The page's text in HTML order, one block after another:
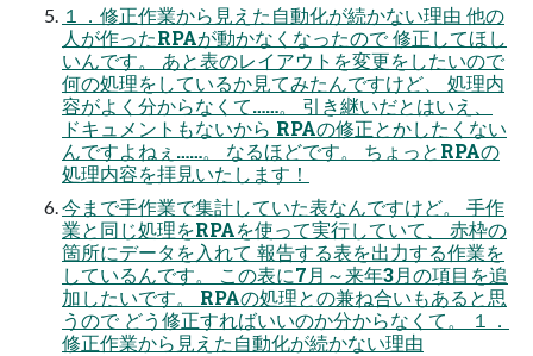
１．修正作業から見えた自動化が続かない理由 他の
人が作ったRPAが動かなくなったので 修正してほし
いんです。 あと表のレイアウトを変更をしたいので
何の処理をしているか見てみたんですけど、 処理内
容がよく分からなくて……。 引き継いだとはいえ、
ドキュメントもないから RPAの修正とかしたくない
んですよねぇ……。 なるほどです。 ちょっとRPAの
処理内容を拝見いたします！
今まで手作業で集計していた表なんですけど。 手作
業と同じ処理をRPAを使って実行していて、 赤枠の
箇所にデータを入れて 報告する表を出力する作業を
しているんです。 この表に7月～来年3月の項目を追
加したいです。 RPAの処理との兼ね合いもあると思
うので どう修正すればいいのか分からなくて。 １．
修正作業から見えた自動化が続かない理由